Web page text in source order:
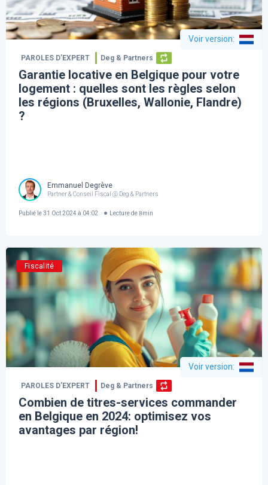
Voir version:
PAROLES D’EXPERT Deg & Partners
Garantie locative en Belgique pour votre
logement : quelles sont les règles selon
les régions (Bruxelles, Wallonie, Flandre)
?
Emmanuel Degrève
Partner & Conseil Fiscal @ Deg & Partners
Publié le31 Oct 2024 à 04:02 Lecture de 8min
Fiscalité
Voir version:
PAROLES D’EXPERT Deg & Partners
Combien de titres-services commander
en Belgique en 2024: optimisez vos
avantages par région!